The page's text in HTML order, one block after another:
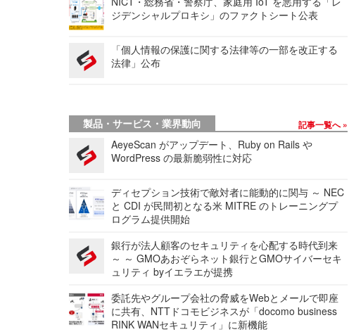
ジデンシャルプロキシ」のファクトシート公表
「個人情報の保護に関する法律等の一部を改正する
法律」公布
製品・サービス・業界動向 記事一覧へ
AeyeScan がアップデート、Ruby on Rails や
WordPress の最新脆弱性に対応
ディセプション技術で敵対者に能動的に関与 ～ NEC
と CDI が民間初となる米 MITRE のトレーニングプ
ログラム提供開始
銀行が法人顧客のセキュリティを心配する時代到来
～ ～ GMOあおぞらネット銀行とGMOサイバーセキ
ュリティ byイエラエが提携
委託先やグループ会社の脅威をWebとメールで即座
に共有、NTTドコモビジネスが「docomo business
RINK WANセキュリティ」に新機能